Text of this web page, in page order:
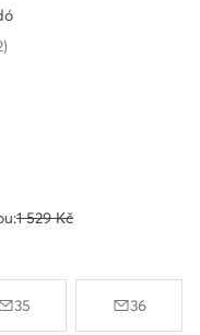
1 529 Kč
35 36